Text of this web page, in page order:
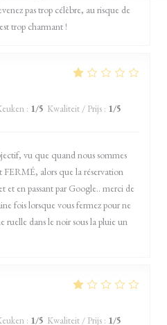
pas trop célèbre, au risque de
trop charmant !
: 1/5 Kwaliteit / Prijs : 1/5
vu que quand nous sommes
FERMÉ, alors que la réservation
et en passant par Google.. merci de
fois lorsque vous fermez pour ne
ruelle dans le noir sous la pluie un
: 1/5 Kwaliteit / Prijs : 1/5